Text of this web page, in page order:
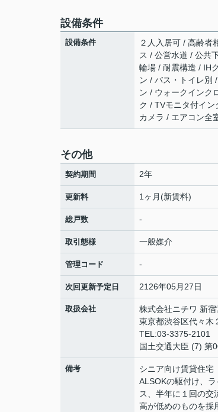
設備条件
設備条件
２人入居可 / 高齢者
ス / 公営水道 / 公共
輪場 / 耐震構造 / IH
ン / バス・トイレ別
ン / ウォークインク
ク / TVモニタ付イ
カメラ / エアコン全
その他
契約期間 2年
更新料 1ヶ月(新賃料)
総戸数 -
取引態様 一般媒介
管理コード -
次回更新予定日 2126年05月27日
取扱会社
株式会社ニチワ 新
東京都渋谷区代々木
TEL:03-3375-2101
国土交通大臣 (7) 第
備考
シニア向け賃貸住宅
ALSOKの駆付け、
ス、半年に１回の交
高が低めのものを採